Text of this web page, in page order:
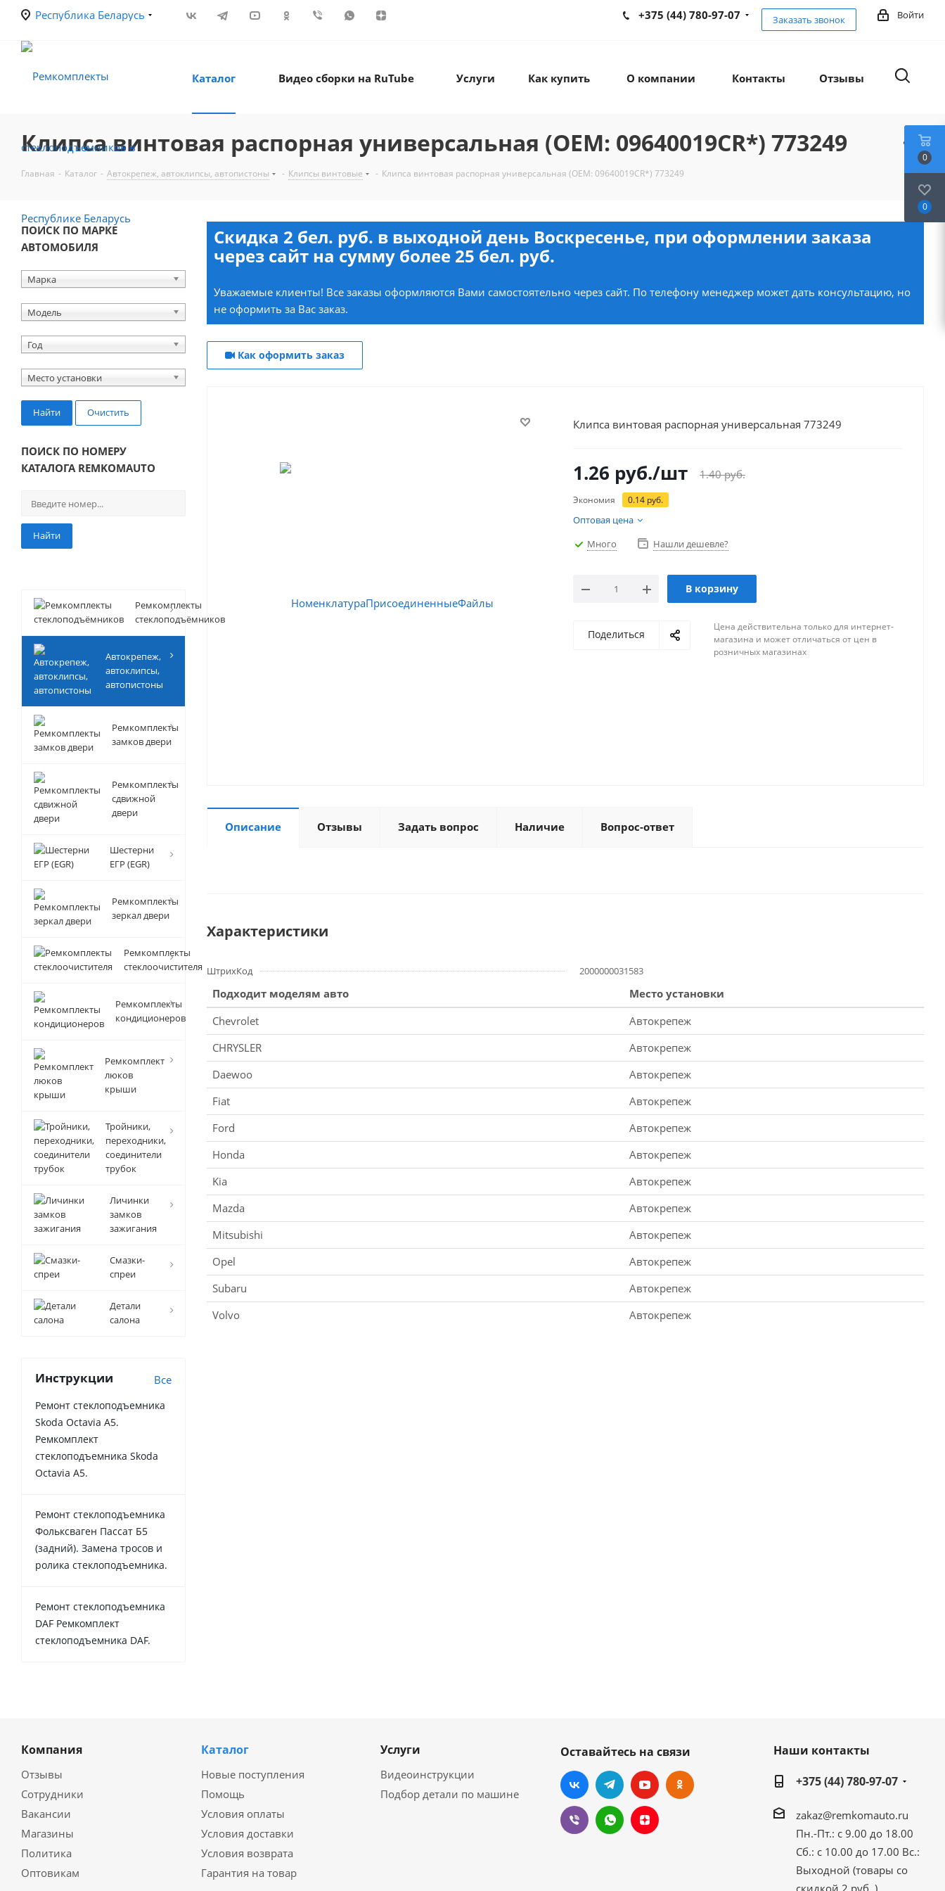
Республика Беларусь Войти
+375 (44) 780-97-07 Заказать звонок
Каталог Видео сборки на RuTube Услуги Как купить О компании Контакты Отзывы
Клипса винтовая распорная универсальная (OEM: 09640019CR*) 773249
Главная - Каталог - Автокрепеж, автоклипсы, автопистоны - Клипсы винтовые - Клипса винтовая распорная универсальная (OEM: 09640019CR*) 773249
ПОИСК ПО МАРКЕ
АВТОМОБИЛЯ
Марка
Модель
Год
Место установки
Найти Очистить
ПОИСК ПО НОМЕРУ
КАТАЛОГА REMKOMAUTO
Найти
Ремкомплекты
стеклоподъёмников
Автокрепеж,
автоклипсы,
автопистоны
Ремкомплекты
замков двери
Ремкомплекты
сдвижной
двери
Шестерни
ЕГР (EGR)
Ремкомплекты
зеркал двери
Ремкомплекты
стеклоочистителя
Ремкомплекты
кондиционеров
Ремкомплект
люков
крыши
Тройники,
переходники,
соединители
трубок
Личинки
замков
зажигания
Смазки-
спреи
Детали
салона
Инструкции Все
Ремонт стеклоподъемника
Skoda Octavia A5.
Ремкомплект
стеклоподъемника Skoda
Octavia A5.
Ремонт стеклоподъемника
Фольксваген Пассат Б5
(задний). Замена тросов и
ролика стеклоподъемника.
Ремонт стеклоподъемника
DAF Ремкомплект
стеклоподъемника DAF.
Скидка 2 бел. руб. в выходной день Воскресенье, при оформлении заказа
через сайт на сумму более 25 бел. руб.
Уважаемые клиенты! Все заказы оформляются Вами самостоятельно через сайт. По телефону менеджер может дать консультацию, но
не оформить за Вас заказ.
Как оформить заказ
Клипса винтовая распорная универсальная 773249
1.26 руб./шт 1.40руб.
Экономия 0.14 руб.
Оптовая цена
Много
Нашли дешевле?
В корзину
Поделиться
Цена действительна только для интернет-
магазина и может отличаться от цен в
розничных магазинах
Описание Отзывы Задать вопрос Наличие Вопрос-ответ
Характеристики
ШтрихКод 2000000031583
Подходит моделям авто
Место установки
Chevrolet
Автокрепеж
CHRYSLER
Автокрепеж
Daewoo
Автокрепеж
Fiat
Автокрепеж
Ford
Автокрепеж
Honda
Автокрепеж
Kia
Автокрепеж
Mazda
Автокрепеж
Mitsubishi
Автокрепеж
Opel
Автокрепеж
Subaru
Автокрепеж
Volvo
Автокрепеж
Компания
Отзывы
Сотрудники
Вакансии
Магазины
Политика
Оптовикам
Каталог
Новые поступления
Помощь
Условия оплаты
Условия доставки
Условия возврата
Гарантия на товар
Услуги
Видеоинструкции
Подбор детали по машине
Оставайтесь на связи
Наши контакты
+375 (44) 780-97-07
zakaz@remkomauto.ru
Пн.-Пт.: с 9.00 до 18.00
Сб.: с 10.00 до 17.00 Вс.:
Выходной (товары со
скидкой 2 руб. )
0
0